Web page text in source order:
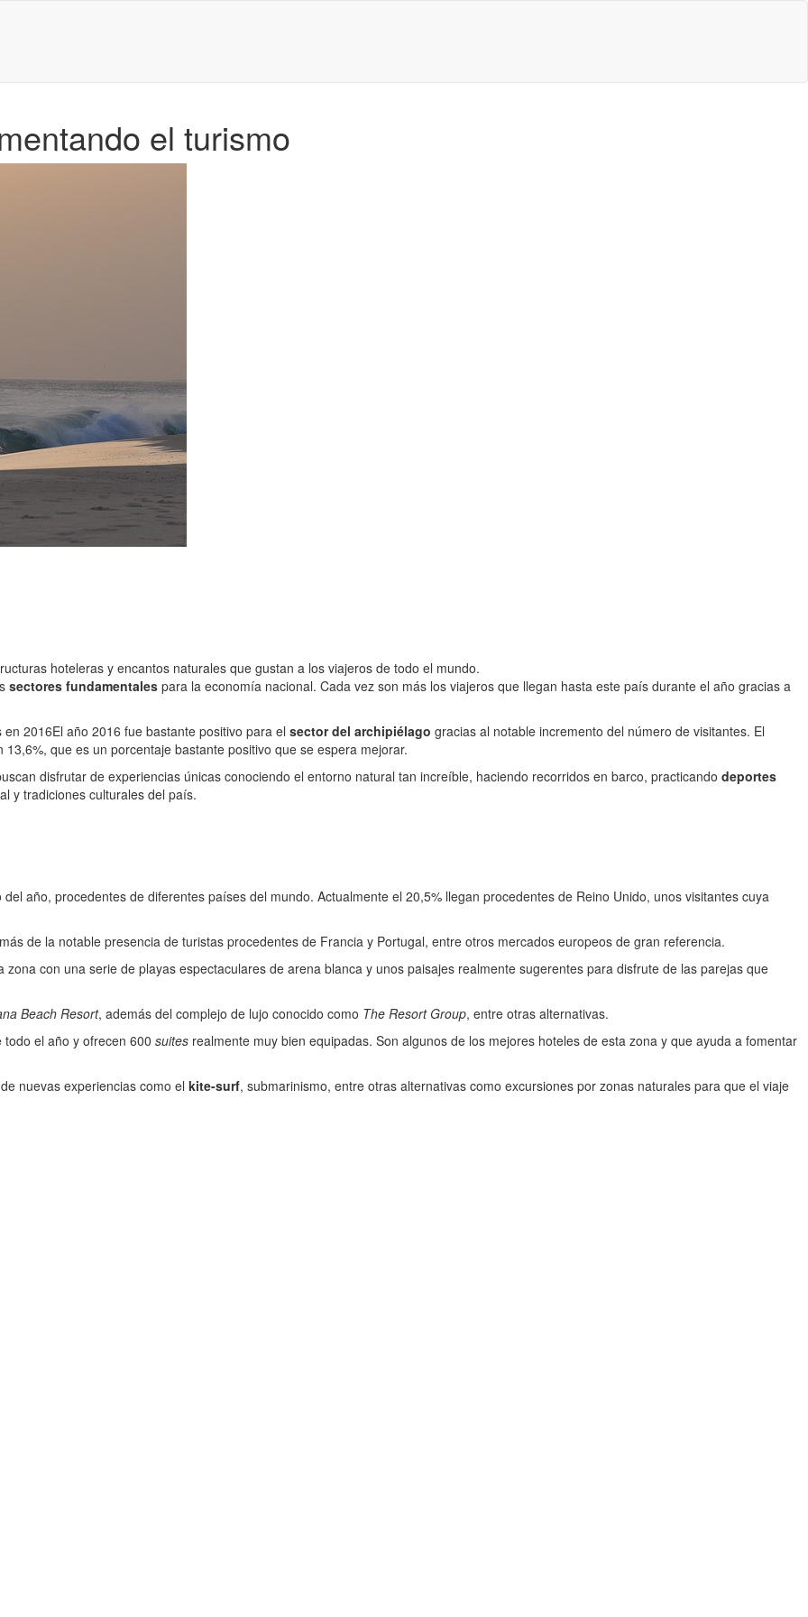
el turismo
hoteleras y encantos naturales que gustan a los viajeros de todo el mundo.
sectores fundamentales para la economía nacional. Cada vez son más los viajeros que llegan hasta este país durante el año gracias a
en 2016El año 2016 fue bastante positivo para el sector del archipiélago gracias al notable incremento del número de visitantes. El
que es un porcentaje bastante positivo que se espera mejorar.
disfrutar de experiencias únicas conociendo el entorno natural tan increíble, haciendo recorridos en barco, practicando deportes
y tradiciones culturales del país.
año, procedentes de diferentes países del mundo. Actualmente el 20,5% llegan procedentes de Reino Unido, unos visitantes cuya
de la notable presencia de turistas procedentes de Francia y Portugal, entre otros mercados europeos de gran referencia.
con una serie de playas espectaculares de arena blanca y unos paisajes realmente sugerentes para disfrute de las parejas que
Beach Resort, además del complejo de lujo conocido como The Resort Group, entre otras alternativas.
el año y ofrecen 600 suites realmente muy bien equipadas. Son algunos de los mejores hoteles de esta zona y que ayuda a fomentar
nuevas experiencias como el kite-surf, submarinismo, entre otras alternativas como excursiones por zonas naturales para que el viaje